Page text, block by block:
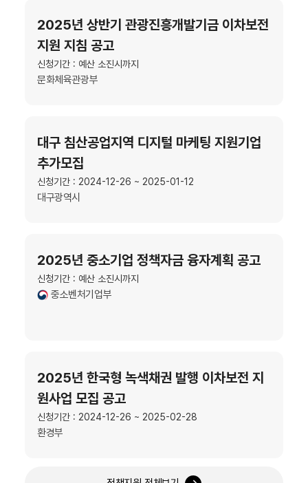
2025년 상반기 관광진흥개발기금 이차보전
지원 지침 공고
신청기간 : 예산 소진시까지
문화체육관광부
대구 침산공업지역 디지털 마케팅 지원기업
추가모집
신청기간 : 2024-12-26 ~ 2025-01-12
대구광역시
2025년 중소기업 정책자금 융자계획 공고
신청기간 : 예산 소진시까지
중소벤처기업부
2025년 한국형 녹색채권 발행 이차보전 지
원사업 모집 공고
신청기간 : 2024-12-26 ~ 2025-02-28
환경부